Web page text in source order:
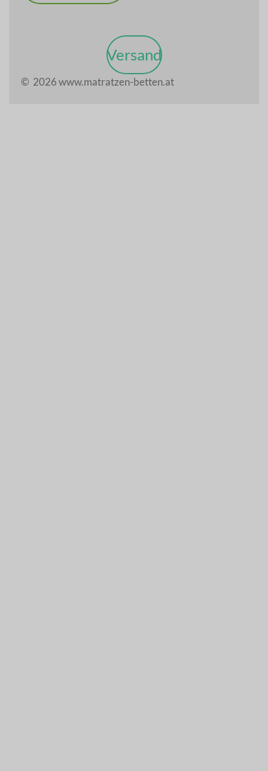
Versand
© 2026 www.matratzen-betten.at